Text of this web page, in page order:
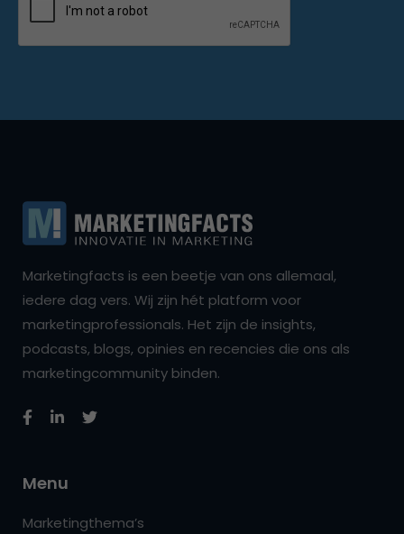
Marketingfacts is een beetje van ons allemaal,
iedere dag vers. Wij zijn hét platform voor
marketingprofessionals. Het zijn de insights,
podcasts, blogs, opinies en recencies die ons als
marketingcommunity binden.
Menu
Marketingthema’s